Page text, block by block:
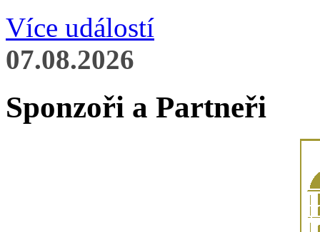
Více událostí
07.08.2026
Sponzoři a Partneři